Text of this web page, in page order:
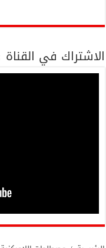
الاشتراك في القناة